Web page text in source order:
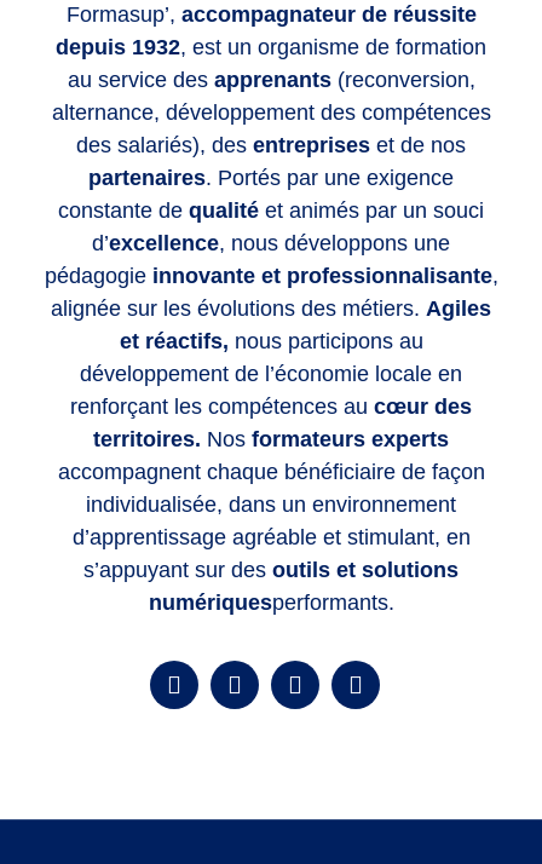
Formasup’, accompagnateur de réussite
depuis 1932, est un organisme de formation
au service des apprenants(reconversion,
alternance, développement des compétences
des salariés), des entreprises et de nos
partenaires. Portés par une exigence
constante de qualité et animés par un souci
d’excellence, nous développons une
pédagogie innovante et professionnalisante,
alignée sur les évolutions des métiers. Agiles
et réactifs, nous participons au
développement de l’économie locale en
renforçant les compétences au cœur des
territoires. Nos formateurs experts
accompagnent chaque bénéficiaire de façon
individualisée, dans un environnement
d’apprentissage agréable et stimulant, en
s’appuyant sur des outils et solutions
numériquesperformants.